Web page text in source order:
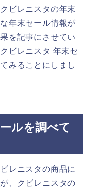
ビレニスタの年末
年末セール情報が
を記事にさせてい
ビレニスタ 年末セ
みることにしまし
ルを調べて
レニスタの商品に
、クビレニスタの